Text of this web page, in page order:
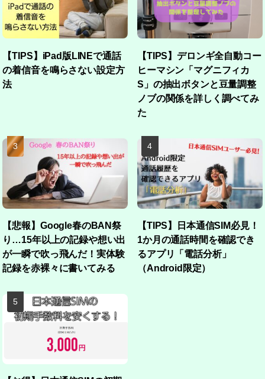
【TIPS】iPad版LINEで通話
の着信音を鳴らさない設定方
法
【TIPS】デロンギ全自動コー
ヒーマシン「マグニフィカ
S」の抽出ボタンと豆量調整
ノブの関係を詳しく調べてみ
た
【悲報】Google春のBAN祭
り…15年以上の記録や想い出
が一瞬で吹っ飛んだ！実体験
記録を赤裸々に書いてみる
【TIPS】日本通信SIM必見！
1か月の通話時間を確認でき
るアプリ「電話分析」
（Android限定）